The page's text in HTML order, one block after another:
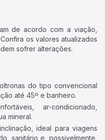
de acordo com a viação,
os valores atualizados
sofrer alterações.
do tipo convencional
até 45º e banheiro.
ar-condicionado,
mineral.
ideal para viagens
sanitário e, possivelmente,